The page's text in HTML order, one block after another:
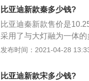
是可能会慢一点，但是这
得做工不是很好，自带
的，F3是比亚迪早期推
观模仿了丰田的花冠。
的销量就证明了消费者
仿的痕迹，整体的外观
比亚迪新款秦多少钱?
比亚迪秦新款售价是
采用了与大灯融为一体
依然采用了一体式尾灯
m，并且配备了规格为
发布时间：2021-04-28
比亚迪新款宋多少钱?